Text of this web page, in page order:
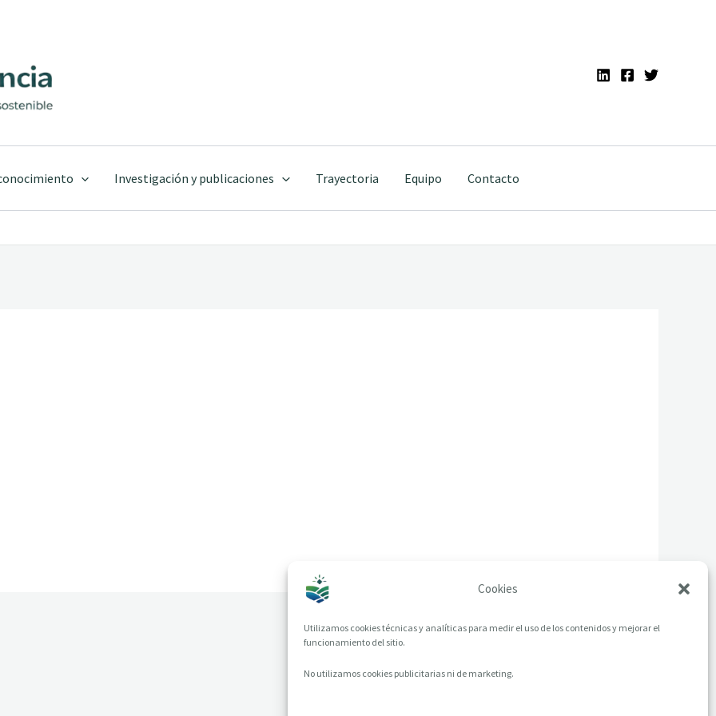
Cookies
Utilizamos cookies técnicas y analíticas para medir el uso de los contenidos y mejorar el
funcionamiento del sitio.
No utilizamos cookies publicitarias ni de marketing.
Investigación y publicaciones Trayectoria Equipo Contacto